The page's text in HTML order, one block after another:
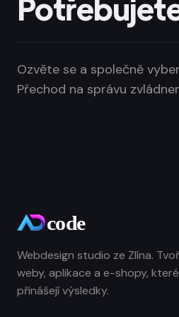
Ozvěte se a společně
Přechod na správu
Webdesign studio ze Zlína.
weby, aplikace a e-shopy, které
přinášejí výsledky.